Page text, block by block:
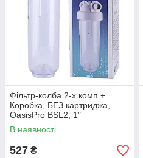
Фільтр-колба 2-х комп.+
Коробка, БЕЗ картриджа,
OasisPro BSL2, 1″
В наявності
527 ₴